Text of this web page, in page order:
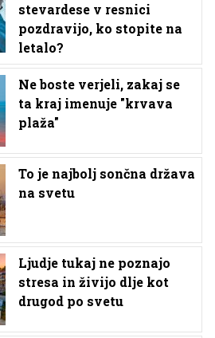
stevardese v resnici
pozdravijo, ko stopite na
letalo?
Ne boste verjeli, zakaj se
ta kraj imenuje "krvava
plaža"
To je najbolj sončna država
na svetu
Ljudje tukaj ne poznajo
stresa in živijo dlje kot
drugod po svetu